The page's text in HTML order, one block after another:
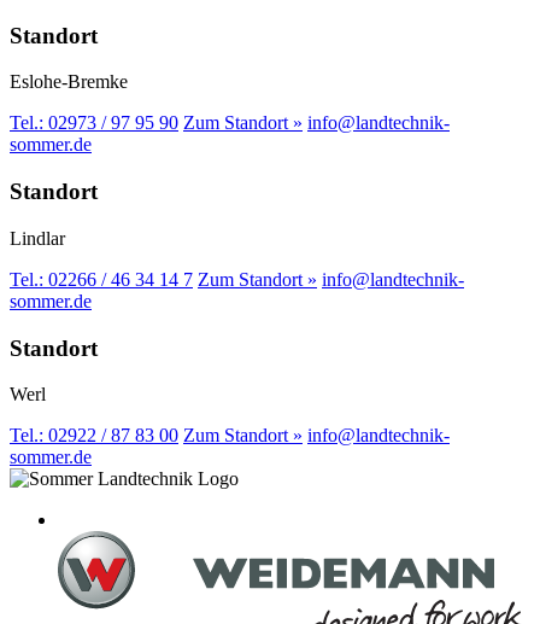
Standort
Eslohe-Bremke
Tel.: 02973 / 97 95 90 Zum Standort » info@landtechnik-
sommer.de
Standort
Lindlar
Tel.: 02266 / 46 34 14 7 Zum Standort » info@landtechnik-
sommer.de
Standort
Werl
Tel.: 02922 / 87 83 00 Zum Standort » info@landtechnik-
sommer.de